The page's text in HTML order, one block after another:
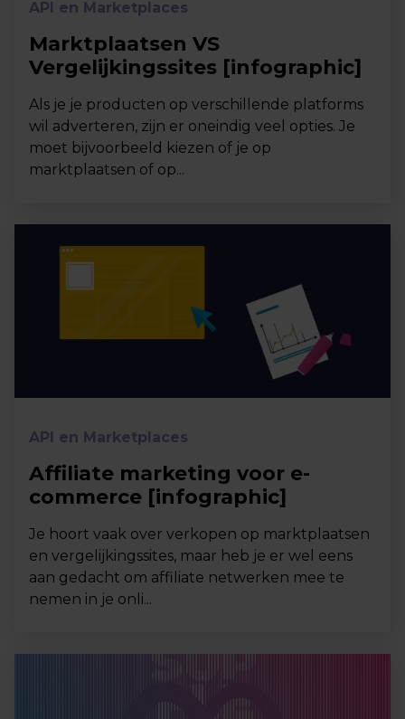
API en Marketplaces
Marktplaatsen VS
Vergelijkingssites [infographic]
Als je je producten op verschillende platforms
wil adverteren, zijn er oneindig veel opties. Je
moet bijvoorbeeld kiezen of je op
marktplaatsen of op...
API en Marketplaces
Affiliate marketing voor e-
commerce [infographic]
Je hoort vaak over verkopen op marktplaatsen
en vergelijkingssites, maar heb je er wel eens
aan gedacht om affiliate netwerken mee te
nemen in je onli...